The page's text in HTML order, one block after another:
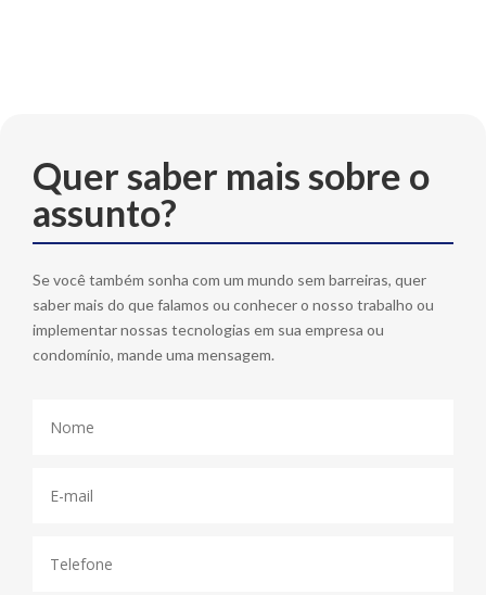
Quer saber mais sobre o
assunto?
Se você também sonha com um mundo sem barreiras, quer
saber mais do que falamos ou conhecer o nosso trabalho ou
implementar nossas tecnologias em sua empresa ou
condomínio, mande uma mensagem.